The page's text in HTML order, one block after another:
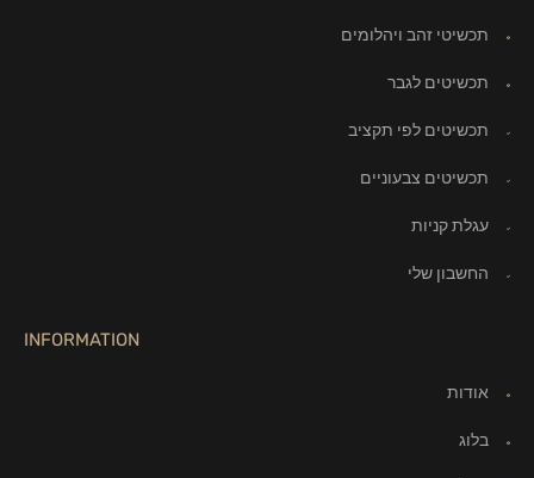
תכשיטי זהב ויהלומים
תכשיטים לגבר
תכשיטים לפי תקציב
תכשיטים צבעוניים
עגלת קניות
החשבון שלי
INFORMATION
אודות
בלוג